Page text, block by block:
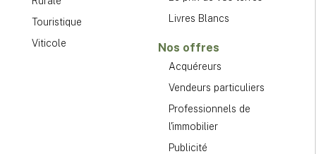
Touristique
Viticole
Livres Blancs
Nos offres
Acquéreurs
Vendeurs particuliers
Professionnels de
l'immobilier
Publicité